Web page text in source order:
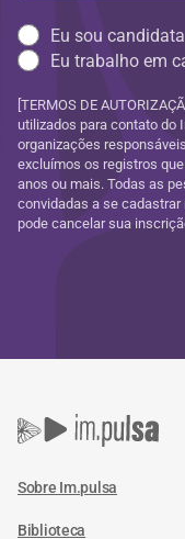
Eu sou candidata
Eu trabalho em
[TERMOS DE
utilizados para contato do
organizações
excluímos os registros
anos ou mais. Todas as
convidadas a se cadastrar
pode cancelar sua
Sobre Im.pulsa
Biblioteca